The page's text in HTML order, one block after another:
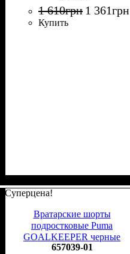
1 610грн 1 361грн
Купить
Суперцена!
Вратарские шорты
подростковые Puma
GOALKEEPER черные
657039-01
657039-01